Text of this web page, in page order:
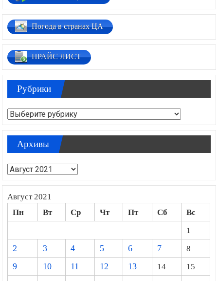
Погода в странах ЦА
ПРАЙС ЛИСТ
Рубрики
Рубрики
Архивы
Архивы
Август 2021
Пн Вт Ср Чт Пт Сб
Вс
1
2
3 4 5 6 7
8
9
10 11 12 13 14
15